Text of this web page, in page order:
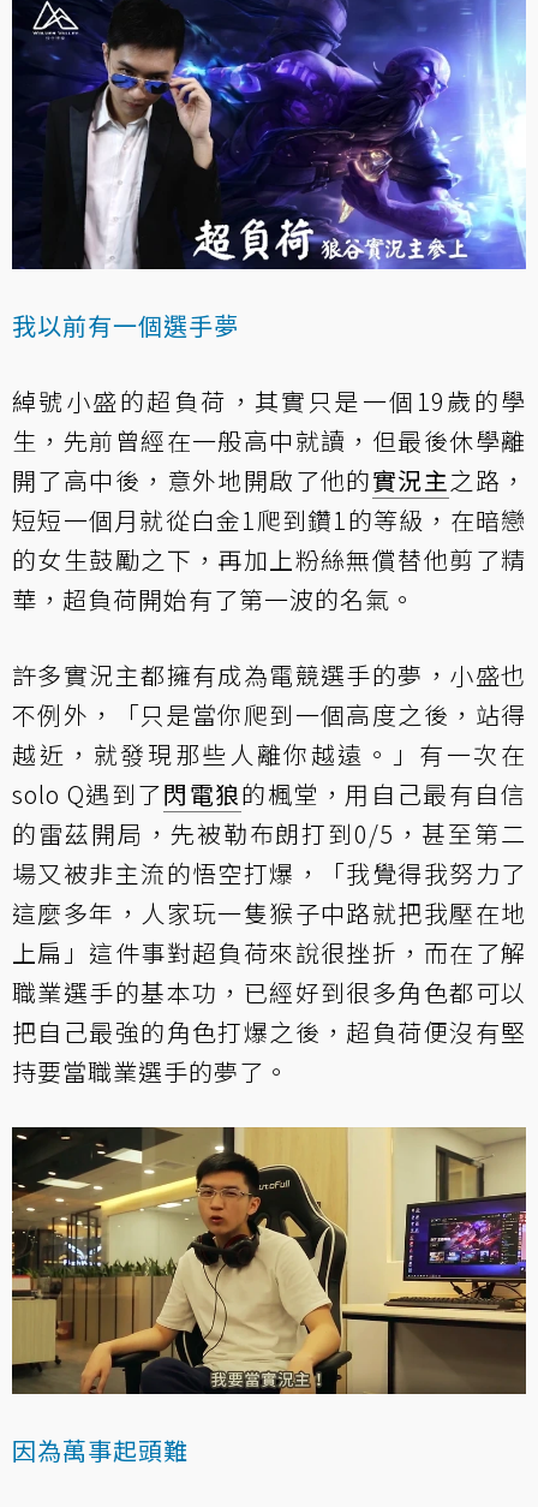
我以前有一個選手夢
綽號小盛的超負荷，其實只是一個19歲的學
生，先前曾經在一般高中就讀，但最後休學離
開了高中後，意外地開啟了他的實況主之路，
短短一個月就從白金1爬到鑽1的等級，在暗戀
的女生鼓勵之下，再加上粉絲無償替他剪了精
華，超負荷開始有了第一波的名氣。
許多實況主都擁有成為電競選手的夢，小盛也
不例外，「只是當你爬到一個高度之後，站得
越近，就發現那些人離你越遠。」有一次在
solo Q遇到了閃電狼的楓堂，用自己最有自信
的雷茲開局，先被勒布朗打到0/5，甚至第二
場又被非主流的悟空打爆，「我覺得我努力了
這麼多年，人家玩一隻猴子中路就把我壓在地
上扁」這件事對超負荷來說很挫折，而在了解
職業選手的基本功，已經好到很多角色都可以
把自己最強的角色打爆之後，超負荷便沒有堅
持要當職業選手的夢了。
因為萬事起頭難